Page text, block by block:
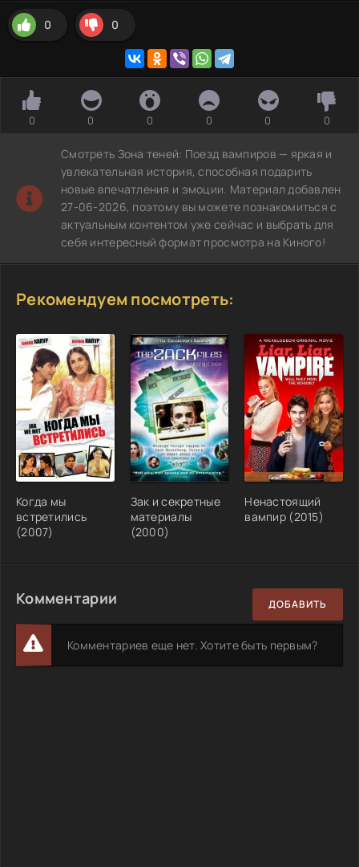
0 0
0 0 0 0 0 0
Смотреть Зона теней: Поезд вампиров — яркая и
увлекательная история, способная подарить
новые впечатления и эмоции. Материал добавлен
27-06-2026, поэтому вы можете познакомиться с
актуальным контентом уже сейчас и выбрать для
себя интересный формат просмотра на Киного!
Рекомендуем посмотреть:
Когда мы
встретились
(2007)
Зак и секретные
материалы
(2000)
Ненастоящий
вампир (2015)
Комментарии ДОБАВИТЬ
Комментариев еще нет. Хотите быть первым?